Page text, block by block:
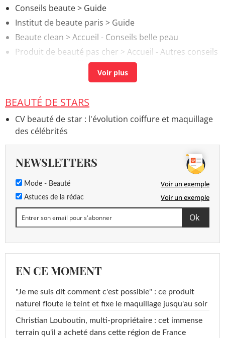
Conseils beaute> Guide
Institut de beaute paris > Guide
Beaute clean > Accueil - Conseils belle peau
Produit de beauté pas cher > Accueil - Autres conseils
et astuces maquillage
BEAUTÉ DE STARS
CV beauté de star : l'évolution coiffure et maquillage
des célébrités
NEWSLETTERS
Mode - Beauté Voir un exemple
Astuces de la rédac Voir un exemple
EN CE MOMENT
"Je me suis dit comment c'est possible" : ce produit
naturel floute le teint et fixe le maquillage jusqu'au soir
Christian Louboutin, multi-propriétaire : cet immense
terrain qu'il a acheté dans cette région de France